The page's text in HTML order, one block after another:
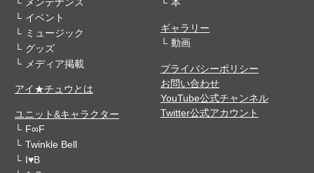
メンテナンス
イベント
ミュージック
グッズ
メディア掲載
アイ★チュウとは
ユニット&キャラクター
F∞F
Twinkle Bell
I♥B
本
ギャラリー
動画
プライバシーポリシー
お問い合わせ
YouTube公式チャンネル
Twitter公式アカウント